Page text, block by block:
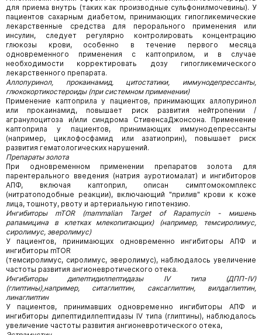
для приема внутрь (таких как производные сульфонилмочевины). У
пациентов сахарным диабетом, принимающих гипогликемические
лекарственные средства для перорального применения или
инсулин, следует регулярно контролировать концентрацию
глюкозы крови, особенно в течение первого месяца
одновременного применения с каптоприлом, и в случае
необходимости корректировать дозу гипогликемического
лекарственного препарата.
Аллопуринол, прокаинамид, цитостатики, иммунодепрессанты,
глюкокортикостероиды (при системном применении)
Применение каптоприла у пациентов, принимающих аллопуринол
или прокаинамид, повышает риск развития нейтропении /
агранулоцитоза и/или синдрома СтивенсаДжонсона. Применение
каптоприла у пациентов, принимающих иммунодепрессанты
(например, циклофосфамид или азатиоприн), повышает риск
развития гематологических нарушений.
Препараты золота
При одновременном применении препаратов золота для
парентерального введения (натрия ауротиомалат) и ингибиторов
АПФ, включая каптоприл, описан симптомокомплекс
(нитратоподобные реакции), включающий "прилив" крови к коже
лица, тошноту, рвоту и артериальную гипотензию.
Ингибиторы mTOR (mammalian Target of Rapamycin - мишень
рапамицина в клетках млекопитающих) (например, темсиролимус,
сиролимус, эверолимус)
У пациентов, принимающих одновременно ингибиторы АПФ и
ингибиторы mTOR
(темсиролимус, сиролимус, эверолимус), наблюдалось увеличение
частоты развития ангионевротического отека.
Ингибиторы дипептидилпептидазы IV типа (ДПП-IV)
(глиптины),например, ситаглиптин, саксаглиптин, вилдаглиптин,
линаглиптин
У пациентов, принимавших одновременно ингибиторы АПФ и
ингибиторы дипептидилпептидазы IV типа (глиптины), наблюдалось
увеличение частоты развития ангионевротического отека,